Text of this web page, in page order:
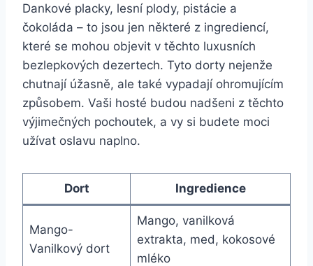
Dankové placky, lesní plody, pistácie a
čokoláda – to jsou jen některé z ingrediencí,
které se mohou objevit v těchto luxusních
bezlepkových dezertech. Tyto dorty nejenže
chutnají úžasně, ale také vypadají ohromujícím
způsobem. Vaši hosté budou nadšeni z těchto
výjimečných pochoutek, a vy si budete moci
užívat oslavu naplno.
Dort Ingredience
Mango-
Vanilkový dort
Mango, vanilková
extrakta, med, kokosové
mléko